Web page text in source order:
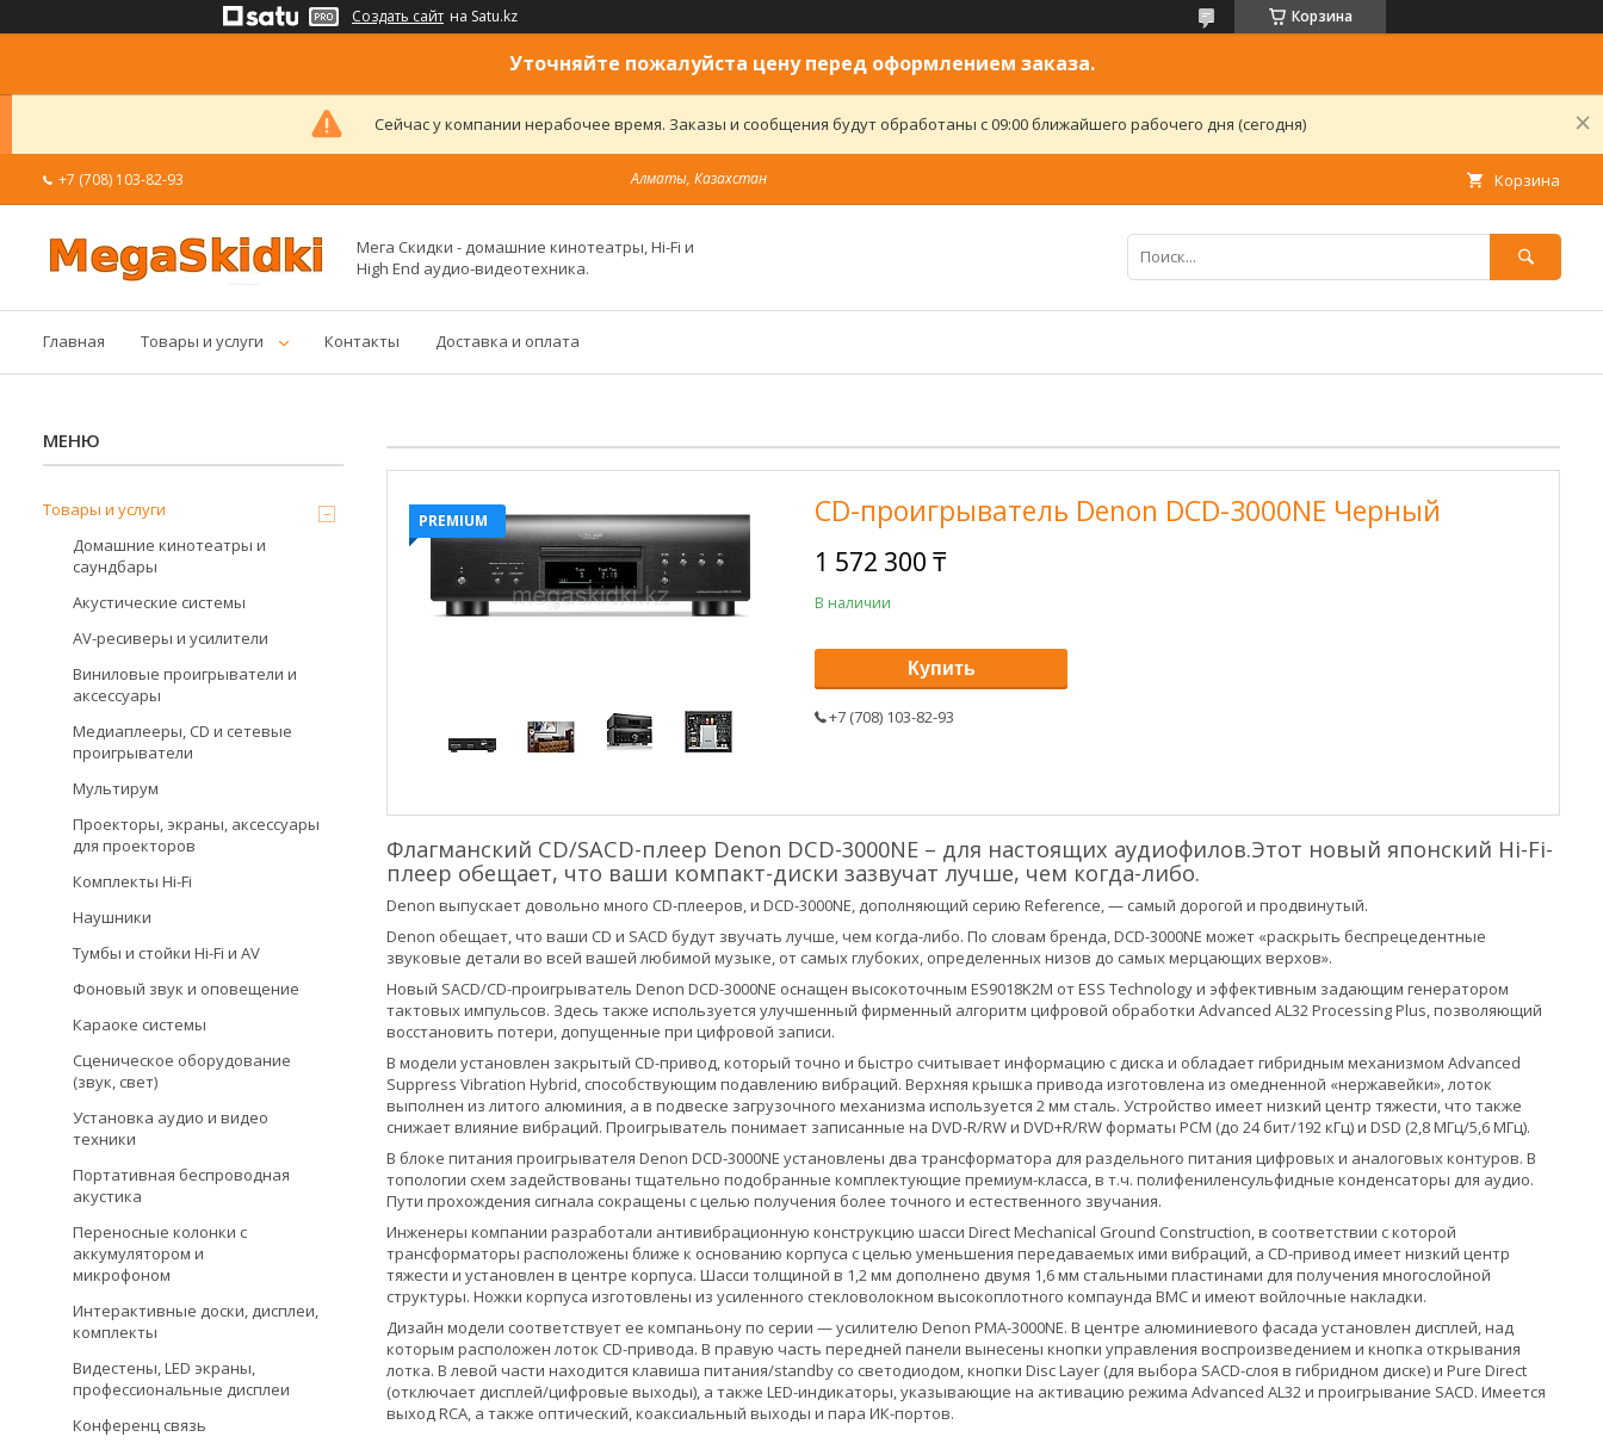
Создать сайт на Satu.kz Корзина
Уточняйте пожалуйста цену перед оформлением заказа.
Сейчас у компании нерабочее время. Заказы и сообщения будут обработаны с 09:00 ближайшего рабочего дня (сегодня)
+7 (708) 103-82-93 Алматы, Казахстан Корзина
Мега Скидки - домашние кинотеатры, Hi-Fi и
High End аудио-видеотехника.
Главная Товары и услуги Контакты Доставка и оплата
PREMIUM CD-проигрыватель Denon DCD-3000NE Черный
1 572 300 ₸
В наличии
Купить
+7 (708) 103-82-93
Флагманский CD/SACD-плеер Denon DCD-3000NE – для настоящих аудиофилов.Этот новый японский Hi-Fi-
плеер обещает, что ваши компакт-диски зазвучат лучше, чем когда-либо.
Denon выпускает довольно много CD-плееров, и DCD-3000NE, дополняющий серию Reference, — самый дорогой и продвинутый.
Denon обещает, что ваши CD и SACD будут звучать лучше, чем когда-либо. По словам бренда, DCD-3000NE может «раскрыть беспрецедентные
звуковые детали во всей вашей любимой музыке, от самых глубоких, определенных низов до самых мерцающих верхов».
Новый SACD/CD-проигрыватель Denon DCD-3000NE оснащен высокоточным ES9018K2M от ESS Technology и эффективным задающим генератором
тактовых импульсов. Здесь также используется улучшенный фирменный алгоритм цифровой обработки Advanced AL32 Processing Plus, позволяющий
восстановить потери, допущенные при цифровой записи.
В модели установлен закрытый CD-привод, который точно и быстро считывает информацию с диска и обладает гибридным механизмом Advanced
Suppress Vibration Hybrid, способствующим подавлению вибраций. Верхняя крышка привода изготовлена из омедненной «нержавейки», лоток
выполнен из литого алюминия, а в подвеске загрузочного механизма используется 2 мм сталь. Устройство имеет низкий центр тяжести, что также
снижает влияние вибраций. Проигрыватель понимает записанные на DVD-R/RW и DVD+R/RW форматы PCM (до 24 бит/192 кГц) и DSD (2,8 МГц/5,6 МГц).
В блоке питания проигрывателя Denon DCD-3000NE установлены два трансформатора для раздельного питания цифровых и аналоговых контуров. В
топологии схем задействованы тщательно подобранные комплектующие премиум-класса, в т.ч. полифениленсульфидные конденсаторы для аудио.
Пути прохождения сигнала сокращены с целью получения более точного и естественного звучания.
Инженеры компании разработали антивибрационную конструкцию шасси Direct Mechanical Ground Construction, в соответствии с которой
трансформаторы расположены ближе к основанию корпуса с целью уменьшения передаваемых ими вибраций, а CD-привод имеет низкий центр
тяжести и установлен в центре корпуса. Шасси толщиной в 1,2 мм дополнено двумя 1,6 мм стальными пластинами для получения многослойной
структуры. Ножки корпуса изготовлены из усиленного стекловолокном высокоплотного компаунда BMC и имеют войлочные накладки.
Дизайн модели соответствует ее компаньону по серии — усилителю Denon PMA-3000NE. В центре алюминиевого фасада установлен дисплей, над
которым расположен лоток CD-привода. В правую часть передней панели вынесены кнопки управления воспроизведением и кнопка открывания
лотка. В левой части находится клавиша питания/standby со светодиодом, кнопки Disc Layer (для выбора SACD-слоя в гибридном диске) и Pure Direct
(отключает дисплей/цифровые выходы), а также LED-индикаторы, указывающие на активацию режима Advanced AL32 и проигрывание SACD. Имеется
выход RCA, а также оптический, коаксиальный выходы и пара ИК-портов.
Товары и услуги
Домашние кинотеатры и
саундбары
Акустические системы
AV-ресиверы и усилители
Виниловые проигрыватели и
аксессуары
Медиаплееры, CD и сетевые
проигрыватели
Мультирум
Проекторы, экраны, аксессуары
для проекторов
Комплекты Hi-Fi
Наушники
Тумбы и стойки Hi-Fi и AV
Фоновый звук и оповещение
Караоке системы
Сценическое оборудование
(звук, свет)
Установка аудио и видео
техники
Портативная беспроводная
акустика
Переносные колонки с
аккумулятором и
микрофоном
Интерактивные доски, дисплеи,
комплекты
Видестены, LED экраны,
профессиональные дисплеи
Конференц связь